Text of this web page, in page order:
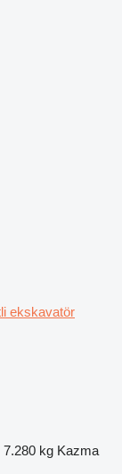
ekskavatör
7.280 kg Kazma